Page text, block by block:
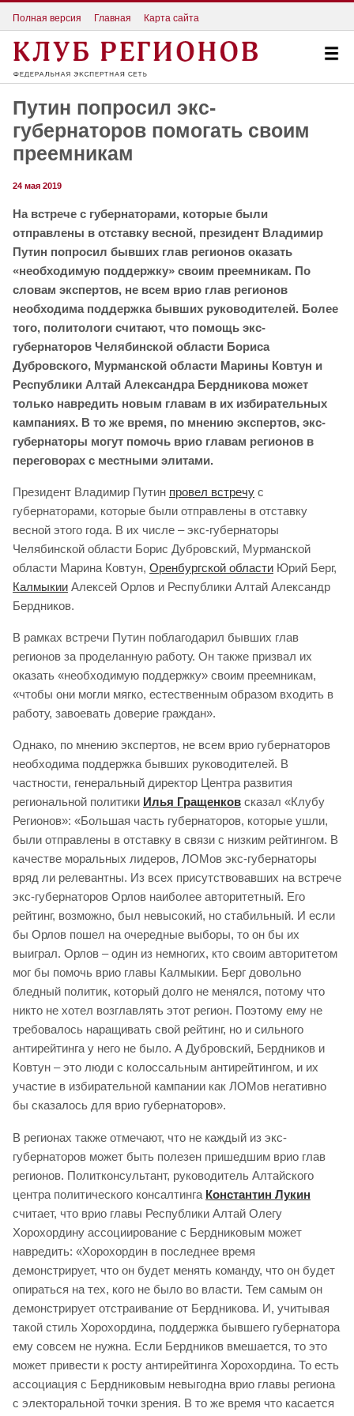
Полная версия Главная Карта сайта
Путин попросил экс-
губернаторов помогать своим
преемникам
24 мая 2019
На встрече с губернаторами, которые были
отправлены в отставку весной, президент Владимир
Путин попросил бывших глав регионов оказать
«необходимую поддержку» своим преемникам. По
словам экспертов, не всем врио глав регионов
необходима поддержка бывших руководителей. Более
того, политологи считают, что помощь экс-
губернаторов Челябинской области Бориса
Дубровского, Мурманской области Марины Ковтун и
Республики Алтай Александра Бердникова может
только навредить новым главам в их избирательных
кампаниях. В то же время, по мнению экспертов, экс-
губернаторы могут помочь врио главам регионов в
переговорах с местными элитами.
Президент Владимир Путин провел встречу с
губернаторами, которые были отправлены в отставку
весной этого года. В их числе – экс-губернаторы
Челябинской области Борис Дубровский, Мурманской
области Марина Ковтун, Оренбургской области Юрий Берг,
Калмыкии Алексей Орлов и Республики Алтай Александр
Бердников.
В рамках встречи Путин поблагодарил бывших глав
регионов за проделанную работу. Он также призвал их
оказать «необходимую поддержку» своим преемникам,
«чтобы они могли мягко, естественным образом входить в
работу, завоевать доверие граждан».
Однако, по мнению экспертов, не всем врио губернаторов
необходима поддержка бывших руководителей. В
частности, генеральный директор Центра развития
региональной политики Илья Гращенков сказал «Клубу
Регионов»: «Большая часть губернаторов, которые ушли,
были отправлены в отставку в связи с низким рейтингом. В
качестве моральных лидеров, ЛОМов экс-губернаторы
вряд ли релевантны. Из всех присутствовавших на встрече
экс-губернаторов Орлов наиболее авторитетный. Его
рейтинг, возможно, был невысокий, но стабильный. И если
бы Орлов пошел на очередные выборы, то он бы их
выиграл. Орлов – один из немногих, кто своим авторитетом
мог бы помочь врио главы Калмыкии. Берг довольно
бледный политик, который долго не менялся, потому что
никто не хотел возглавлять этот регион. Поэтому ему не
требовалось наращивать свой рейтинг, но и сильного
антирейтинга у него не было. А Дубровский, Бердников и
Ковтун – это люди с колоссальным антирейтингом, и их
участие в избирательной кампании как ЛОМов негативно
бы сказалось для врио губернаторов».
В регионах также отмечают, что не каждый из экс-
губернаторов может быть полезен пришедшим врио глав
регионов. Политконсультант, руководитель Алтайского
центра политического консалтинга Константин Лукин
считает, что врио главы Республики Алтай Олегу
Хорохордину ассоциирование с Бердниковым может
навредить: «Хорохордин в последнее время
демонстрирует, что он будет менять команду, что он будет
опираться на тех, кого не было во власти. Тем самым он
демонстрирует отстраивание от Бердникова. И, учитывая
такой стиль Хорохордина, поддержка бывшего губернатора
ему совсем не нужна. Если Бердников вмешается, то это
может привести к росту антирейтинга Хорохордина. То есть
ассоциация с Бердниковым невыгодна врио главы региона
с электоральной точки зрения. В то же время что касается